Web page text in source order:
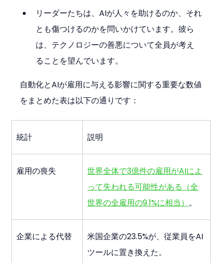
リーダーたちは、AIが人々を助けるのか、それ
とも傷つけるのかを問いかけています。彼ら
は、テクノロジーの善悪について全員が考え
ることを望んでいます。
自動化とAIが雇用に与える影響に関する重要な数値
をまとめた表は以下の通りです：
統計 説明
雇用の喪失
世界全体で3億件の雇用がAIによ
って失われる可能性がある（全
世界の全雇用の9.1%に相当） 。
企業による代替
米国企業の23.5%が、従業員をAI
ツールに置き換えた。